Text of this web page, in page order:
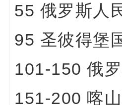
55 俄罗斯人
95 圣彼得堡
101-150 俄
151-200 喀